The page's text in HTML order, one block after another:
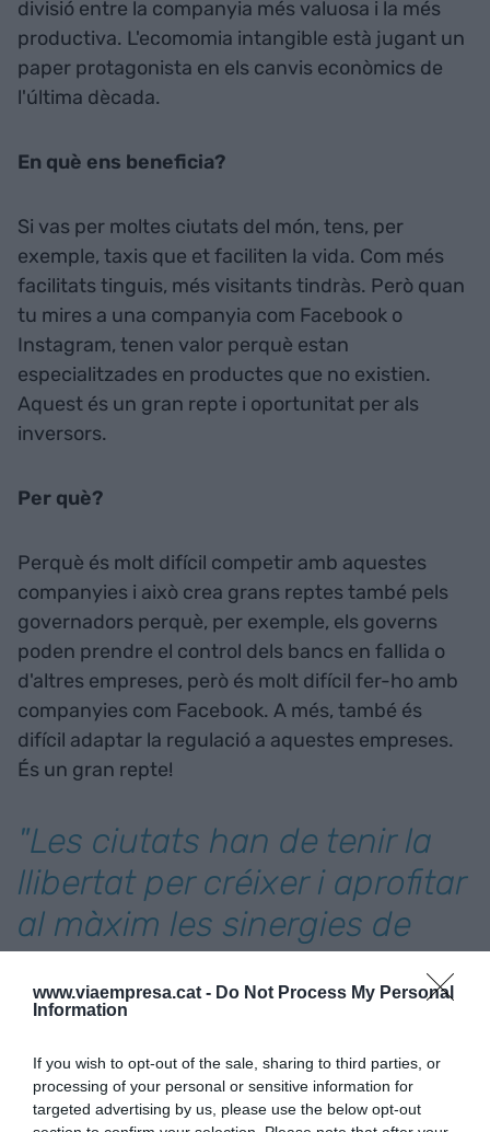
www.viaempresa.cat - Do Not Process My Personal
Information
If you wish to opt-out of the sale, sharing to third parties, or
processing of your personal or sensitive information for
targeted advertising by us, please use the below opt-out
divisió entre la companyia més valuosa i la més
productiva. L'ecomomia intangible està jugant un
paper protagonista en els canvis econòmics de
l'última dècada.
En què ens beneficia?
Si vas per moltes ciutats del món, tens, per
exemple, taxis que et faciliten la vida. Com més
facilitats tinguis, més visitants tindràs. Però quan
tu mires a una companyia com Facebook o
Instagram, tenen valor perquè estan
especialitzades en productes que no existien.
Aquest és un gran repte i oportunitat per als
inversors.
Per què?
Perquè és molt difícil competir amb aquestes
companyies i això crea grans reptes també pels
governadors perquè, per exemple, els governs
poden prendre el control dels bancs en fallida o
d'altres empreses, però és molt difícil fer-ho amb
companyies com Facebook. A més, també és
difícil adaptar la regulació a aquestes empreses.
És un gran repte!
"Les ciutats han de tenir la
llibertat per créixer i aprofitar
al màxim les sinergies de
l'economia intangible"
intangibles?
Hem passat molts anys mesurant país per país la